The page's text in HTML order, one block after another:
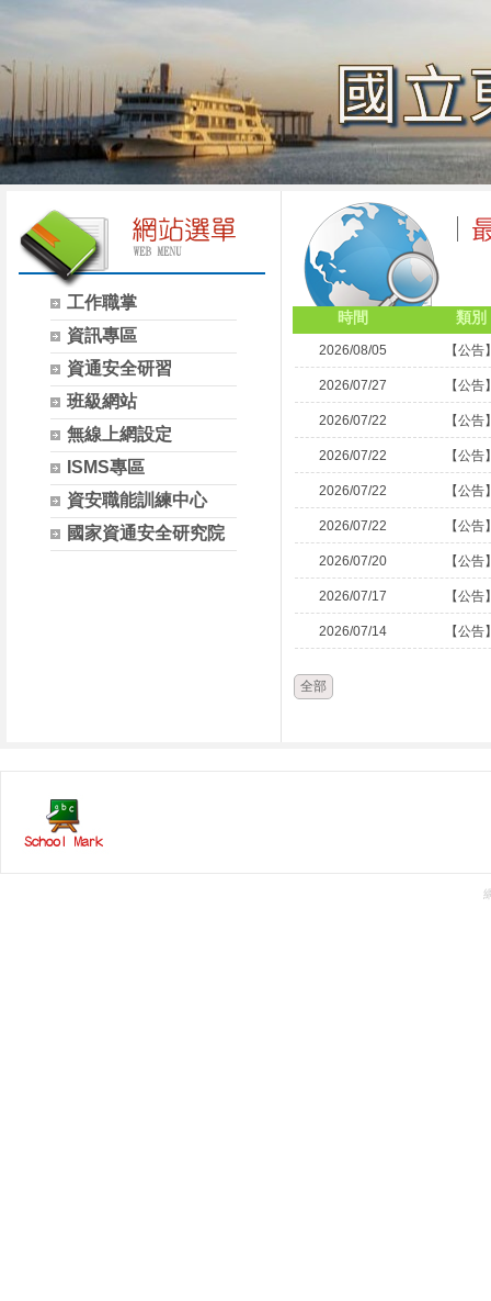
工作職掌
資訊專區
資通安全研習
班級網站
無線上網設定
ISMS專區
資安職能訓練中心
國家資通安全研究院
時間 類別
2026/08/05 【公告
2026/07/27 【公告
2026/07/22 【公告
2026/07/22 【公告
2026/07/22 【公告
2026/07/22 【公告
2026/07/20 【公告
2026/07/17 【公告
2026/07/14 【公告
全部